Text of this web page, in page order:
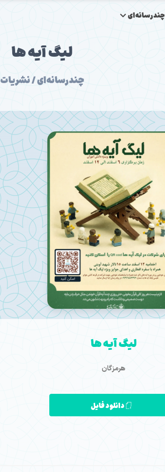
چندرسانه‌ای
لیگ آیه ها
چندرسانه‌ای / نشریات
لیگ آیه ها
هرمزگان
دانلود فایل